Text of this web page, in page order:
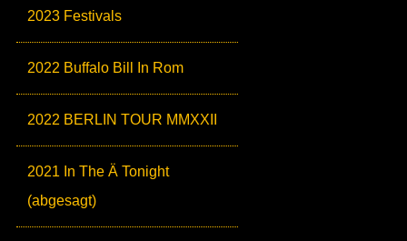
2023 Festivals
2022 Buffalo Bill In Rom
2022 BERLIN TOUR MMXXII
2021 In The Ä Tonight
(abgesagt)